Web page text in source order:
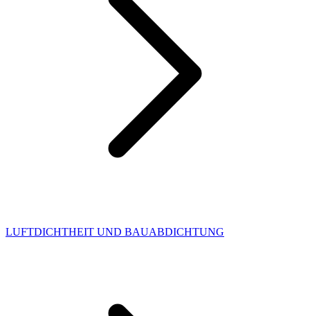
LUFTDICHTHEIT UND BAUABDICHTUNG